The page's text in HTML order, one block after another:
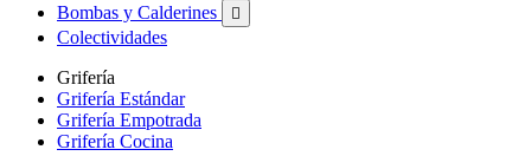
Bombas y Calderines

Colectividades
Grifería
Grifería Estándar
Grifería Empotrada
Grifería Cocina